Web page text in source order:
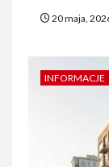
20 maja,
INFORMACJE